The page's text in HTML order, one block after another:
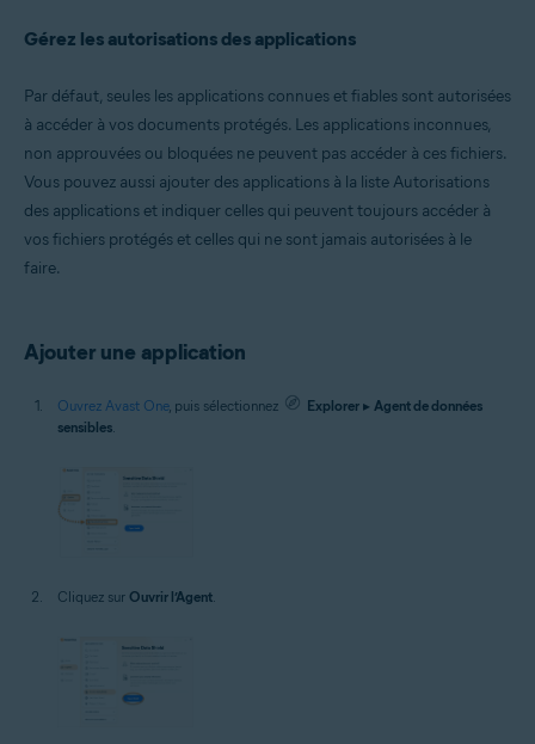
Gérez les autorisations des applications
Par défaut, seules les applications connues et fiables sont autorisées
à accéder à vos documents protégés. Les applications inconnues,
non approuvées ou bloquées ne peuvent pas accéder à ces fichiers.
Vous pouvez aussi ajouter des applications à la liste Autorisations
des applications et indiquer celles qui peuvent toujours accéder à
vos fichiers protégés et celles qui ne sont jamais autorisées à le
faire.
Ajouter une application
Ouvrez Avast One, puis sélectionnez Explorer ▸ Agent de données
sensibles.
Cliquez sur Ouvrir l’Agent